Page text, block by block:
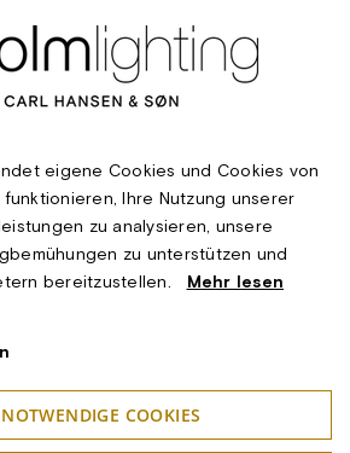
eigene Cookies und Cookies von
Ihre Nutzung unserer
zu analysieren, unsere
zu unterstützen und
bereitzustellen. Mehr lesen
COOKIES